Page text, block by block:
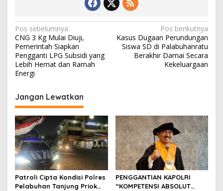
N
a
v
i
a
s
i
p
o
s
Pos sebelumnya
CNG 3 Kg Mulai Diuji,
Pemerintah Siapkan
Pengganti LPG Subsidi yang
Lebih Hemat dan Ramah
Energi
Pos berikutnya
Kasus Dugaan Perundungan
Siswa SD di Palabuhanratu
Berakhir Damai Secara
Kekeluargaan
Jangan Lewatkan
Patroli Cipta Kondisi Polres
Pelabuhan Tanjung Priok
PENGGANTIAN KAPOLRI
“KOMPETENSI ABSOLUT